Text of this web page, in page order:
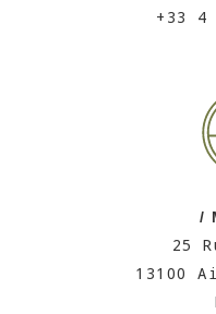
+33 4
/
25
13100